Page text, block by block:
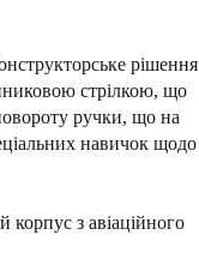
рішення
стрілкою, що
ручки, що на
навичок щодо
корпус з авіаційного